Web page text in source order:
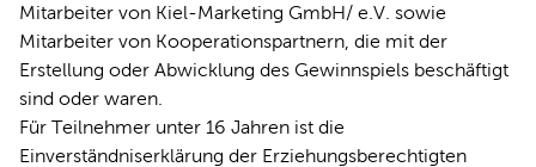
Mitarbeiter von Kiel-Marketing GmbH/ e.V. sowie
Mitarbeiter von Kooperationspartnern, die mit der
Erstellung oder Abwicklung des Gewinnspiels beschäftigt
sind oder waren.
Für Teilnehmer unter 16 Jahren ist die
Einverständniserklärung der Erziehungsberechtigten